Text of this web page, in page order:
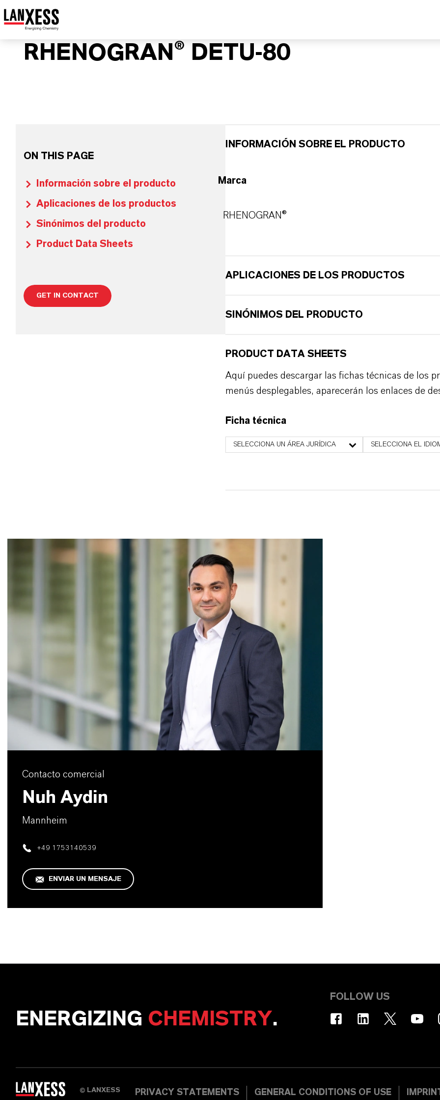
RHENOGRAN® DETU-80
ON THIS PAGE
Información sobre el producto
Aplicaciones de los productos
Sinónimos del producto
Product Data Sheets
GET IN CONTACT
INFORMACIÓN SOBRE EL PRODUCTO
Marca
RHENOGRAN®
APLICACIONES DE LOS PRODUCTOS
SINÓNIMOS DEL PRODUCTO
PRODUCT DATA SHEETS
Aquí puedes descargar las fichas técnicas de los
menús desplegables, aparecerán los enlaces de
Ficha técnica
SELECCIONA UN ÁREA JURÍDICA SELECCIONA EL
Contacto comercial
Nuh Aydin
Mannheim
+49 1753140539
ENVIAR UN MENSAJE
ENERGIZING CHEMISTRY.
FOLLOW US
© LANXESS PRIVACY STATEMENTS GENERAL CONDITIONS OF USE